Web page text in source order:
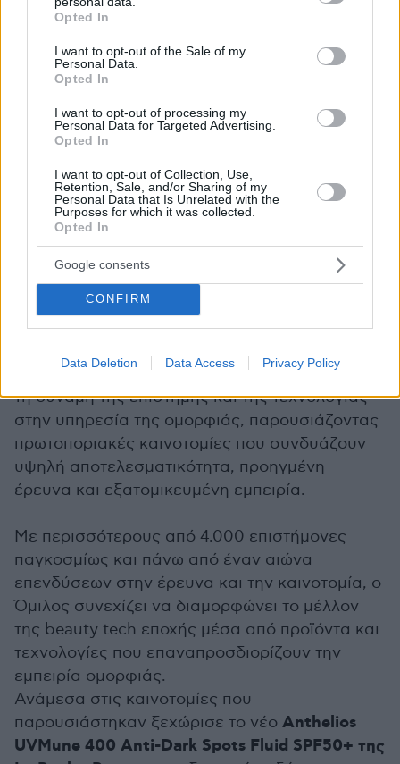
grant or deny consent to Google and its third-party tags to
use your data for below specified purposes in below Google
consent section.
Opted In
I want to opt-out of the Sale of my
Personal Data.
Opted In
I want to opt-out of processing my
Personal Data for Targeted Advertising.
Opted In
I want to opt-out of Collection, Use,
Retention, Sale, and/or Sharing of my
Personal Data that Is Unrelated with the
Purposes for which it was collected.
Opted In
Google consents
CONFIRM
Data Deletion Data Access Privacy Policy
και ευκολότερα ανακυκλώσιμες συσκευασίες,
η εταιρεία αποδεικνύει ότι η βιωσιμότητα και η
υψηλή ποιότητα μπορούν να συνυπάρξουν,
για τον πλανήτη και ταυτόχρονα πιο προσιτή
για τον καταναλωτή.
Ιδιαίτερη έμφαση δόθηκε και στην
πρωτοβουλία δημιουργίας αστικών
Forests, ένα πρότυπο πρόγραμμα που
επεκτείνεται δυναμικά με την ολοκλήρωση του
δεύτερου στον Δήμο Περάματος, αλλά και τη
δημιουργία ήδη του τρίτου micro-Forest στον
Δήμο Θεσσαλονίκης μέσα στους επόμενους
Innovation Room, η L’Oréal Hellas ανέδειξε
τη δύναμη της επιστήμης και της τεχνολογίας
στην υπηρεσία της ομορφιάς, παρουσιάζοντας
πρωτοποριακές καινοτομίες που συνδυάζουν
υψηλή αποτελεσματικότητα, προηγμένη
έρευνα και εξατομικευμένη εμπειρία.
Με περισσότερους από 4.000 επιστήμονες
παγκοσμίως και πάνω από έναν αιώνα
επενδύσεων στην έρευνα και την καινοτομία, ο
Όμιλος συνεχίζει να διαμορφώνει το μέλλον
της beauty tech εποχής μέσα από προϊόντα και
τεχνολογίες που επαναπροσδιορίζουν την
εμπειρία ομορφιάς.
Ανάμεσα στις καινοτομίες που
παρουσιάστηκαν ξεχώρισε το νέο Anthelios
UVMune 400 Anti-Dark Spots Fluid SPF50+ της